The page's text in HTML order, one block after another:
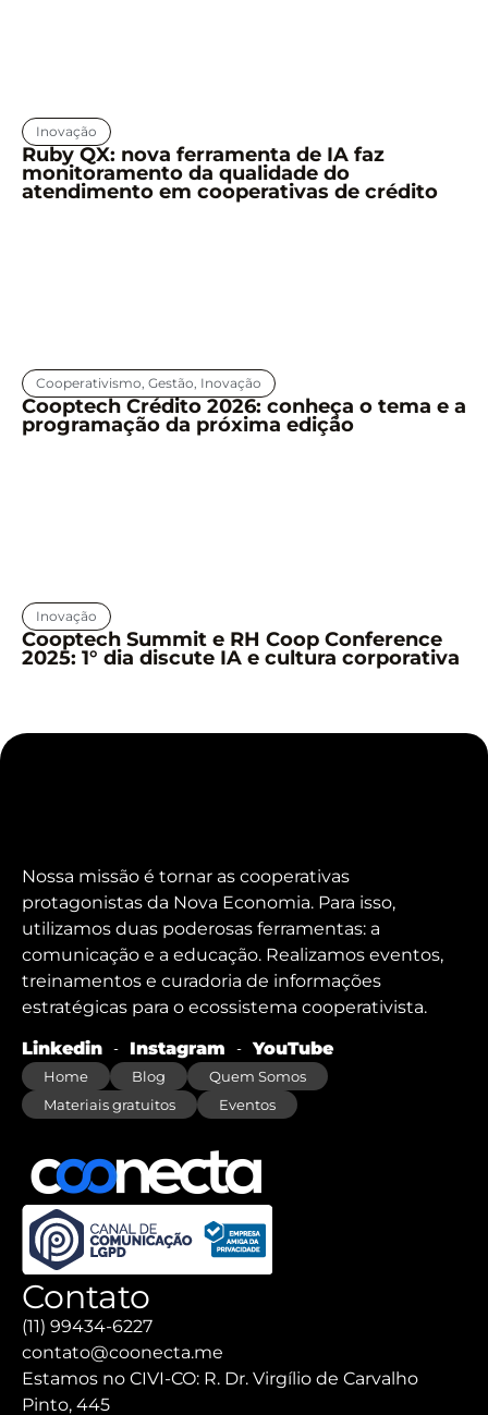
Inovação
Ruby QX: nova ferramenta de IA faz
monitoramento da qualidade do
atendimento em cooperativas de crédito
Cooperativismo Gestão Inovação
Cooptech Crédito 2026: conheça o tema e a
programação da próxima edição
Inovação
Cooptech Summit e RH Coop Conference
2025: 1° dia discute IA e cultura corporativa
Nossa missão é tornar as cooperativas
protagonistas da Nova Economia. Para isso,
utilizamos duas poderosas ferramentas: a
comunicação e a educação. Realizamos eventos,
treinamentos e curadoria de informações
estratégicas para o ecossistema cooperativista.
Linkedin Instagram YouTube
Home Blog
Quem Somos
Materiais gratuitos
Eventos
Contato
(11) 99434-6227
contato@coonecta.me
Estamos no CIVI-CO: R. Dr. Virgílio de Carvalho
Pinto, 445